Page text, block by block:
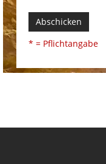
Abschicken
* = Pflichtangabe